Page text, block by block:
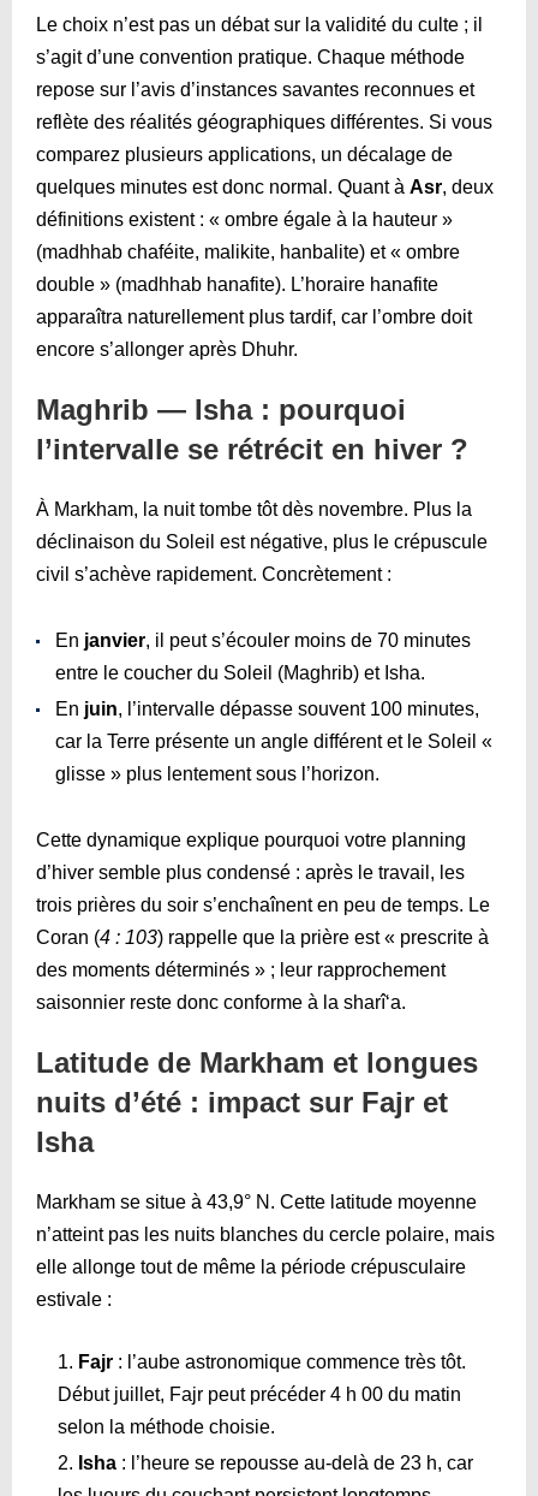
Le choix n’est pas un débat sur la validité du culte ; il
s’agit d’une convention pratique. Chaque méthode
repose sur l’avis d’instances savantes reconnues et
reflète des réalités géographiques différentes. Si vous
comparez plusieurs applications, un décalage de
quelques minutes est donc normal. Quant à Asr, deux
définitions existent : « ombre égale à la hauteur »
(madhhab chaféite, malikite, hanbalite) et « ombre
double » (madhhab hanafite). L’horaire hanafite
apparaîtra naturellement plus tardif, car l’ombre doit
encore s’allonger après Dhuhr.
Maghrib — Isha : pourquoi
l’intervalle se rétrécit en hiver ?
À Markham, la nuit tombe tôt dès novembre. Plus la
déclinaison du Soleil est négative, plus le crépuscule
civil s’achève rapidement. Concrètement :
En janvier, il peut s’écouler moins de 70 minutes
entre le coucher du Soleil (Maghrib) et Isha.
En juin, l’intervalle dépasse souvent 100 minutes,
car la Terre présente un angle différent et le Soleil «
glisse » plus lentement sous l’horizon.
Cette dynamique explique pourquoi votre planning
d’hiver semble plus condensé : après le travail, les
trois prières du soir s’enchaînent en peu de temps. Le
Coran (4 : 103) rappelle que la prière est « prescrite à
des moments déterminés » ; leur rapprochement
saisonnier reste donc conforme à la sharî‘a.
Latitude de Markham et longues
nuits d’été : impact sur Fajr et
Isha
Markham se situe à 43,9° N. Cette latitude moyenne
n’atteint pas les nuits blanches du cercle polaire, mais
elle allonge tout de même la période crépusculaire
estivale :
Fajr : l’aube astronomique commence très tôt.
Début juillet, Fajr peut précéder 4 h 00 du matin
selon la méthode choisie.
Isha : l’heure se repousse au-delà de 23 h, car